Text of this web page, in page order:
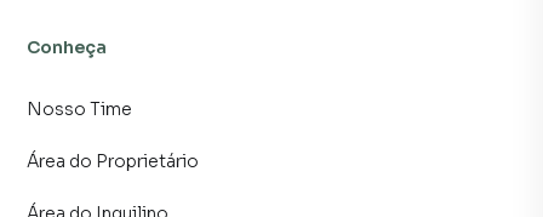
Conheça
Nosso Time
Área do Proprietário